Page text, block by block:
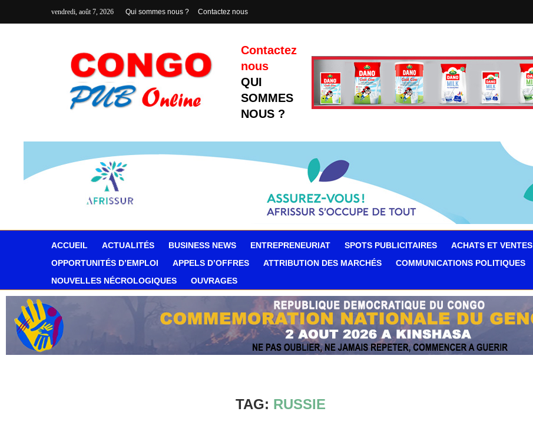
vendredi, août 7, 2026 Qui sommes nous ? Contactez nous
Contactez
nous
QUI
SOMMES
NOUS ?
ACCUEIL ACTUALITÉS BUSINESS NEWS ENTREPRENEURIAT SPOTS PUBLICITAIRES ACHATS ET VENTES
OPPORTUNITÉS D’EMPLOI
APPELS D’OFFRES ATTRIBUTION DES MARCHÉS COMMUNICATIONS POLITIQUES
NOUVELLES NÉCROLOGIQUES
OUVRAGES
TAG: RUSSIE